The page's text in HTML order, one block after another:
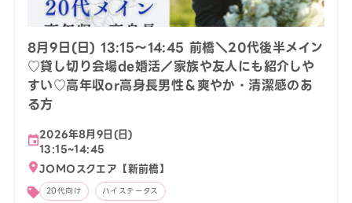
8月9日(日) 13:15〜14:45 前橋＼20代後半メイン
♡貸し切り会場de婚活／家族や友人にも紹介しや
すい♡高年収or高身長男性＆爽やか・清潔感のあ
る方
2026年8月9日(日)
13:15~14:45
JOMOスクエア【新前橋】
20代向け ハイステータス